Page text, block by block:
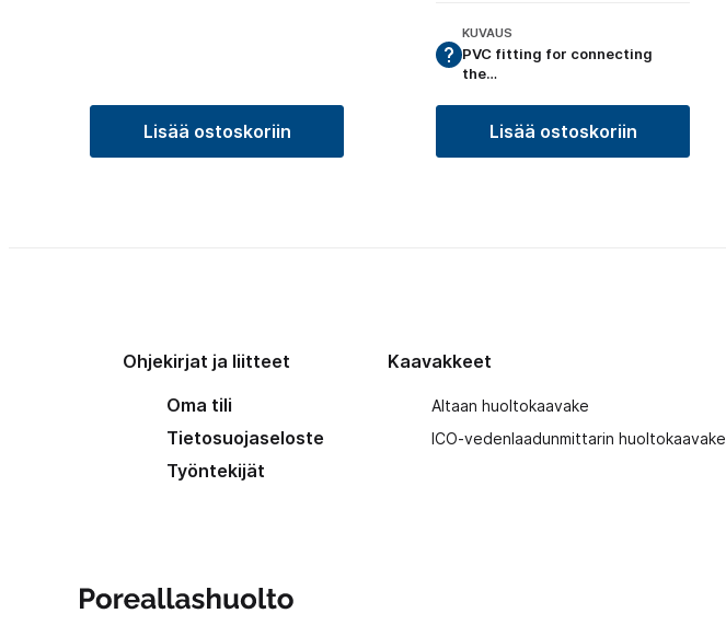
Lisää ostoskoriin
KUVAUS
PVC fitting for connecting
the…
Lisää ostoskoriin
Ohjekirjat ja liitteet
Oma tili
Tietosuojaseloste
Työntekijät
Kaavakkeet
Altaan huoltokaavake
ICO-vedenlaadunmittarin huoltokaavake
Poreallashuolto